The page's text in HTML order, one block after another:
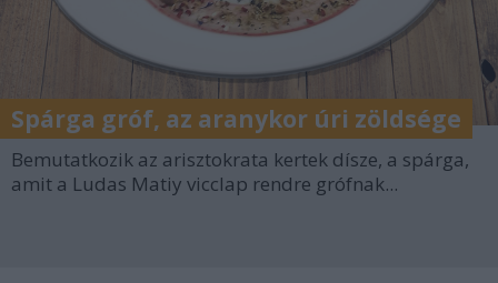
Spárga gróf, az aranykor úri zöldsége
Bemutatkozik az arisztokrata kertek dísze, a spárga,
amit a Ludas Matiy vicclap rendre grófnak...